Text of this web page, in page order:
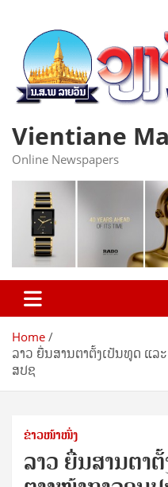
content
Vientiane
Online Newspapers
Home
ລາວ ຍື່ນສານຕາຕັ້ງເປັນທູດ ແລ
ສປຊ
ຂ່າວໜ້າໜຶ່ງ
ລາວ ຍື່ນສານຕາ